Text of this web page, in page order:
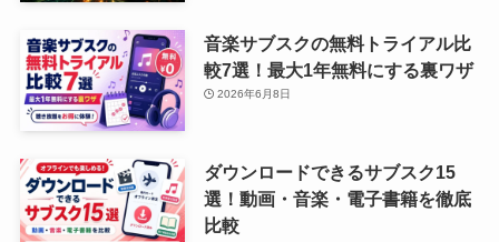
音楽サブスクの無料トライアル比
較7選！最大1年無料にする裏ワザ
2026年6月8日
ダウンロードできるサブスク15
選！動画・音楽・電子書籍を徹底
比較